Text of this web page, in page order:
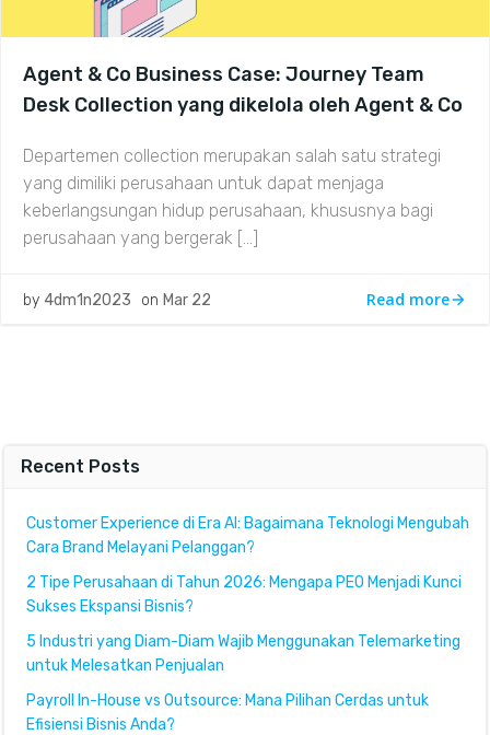
Agent & Co Business Case: Journey Team
Desk Collection yang dikelola oleh Agent & Co
Departemen collection merupakan salah satu strategi
yang dimiliki perusahaan untuk dapat menjaga
keberlangsungan hidup perusahaan, khususnya bagi
perusahaan yang bergerak […]
by 4dm1n2023 on Mar 22 Read more
Recent Posts
Customer Experience di Era AI: Bagaimana Teknologi Mengubah
Cara Brand Melayani Pelanggan?
2 Tipe Perusahaan di Tahun 2026: Mengapa PEO Menjadi Kunci
Sukses Ekspansi Bisnis?
5 Industri yang Diam-Diam Wajib Menggunakan Telemarketing
untuk Melesatkan Penjualan
Payroll In-House vs Outsource: Mana Pilihan Cerdas untuk
Efisiensi Bisnis Anda?